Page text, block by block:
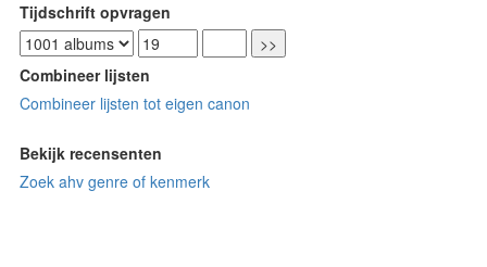
Tijdschrift opvragen
Combineer lijsten
Combineer lijsten tot eigen canon
Bekijk recensenten
Zoek ahv genre of kenmerk